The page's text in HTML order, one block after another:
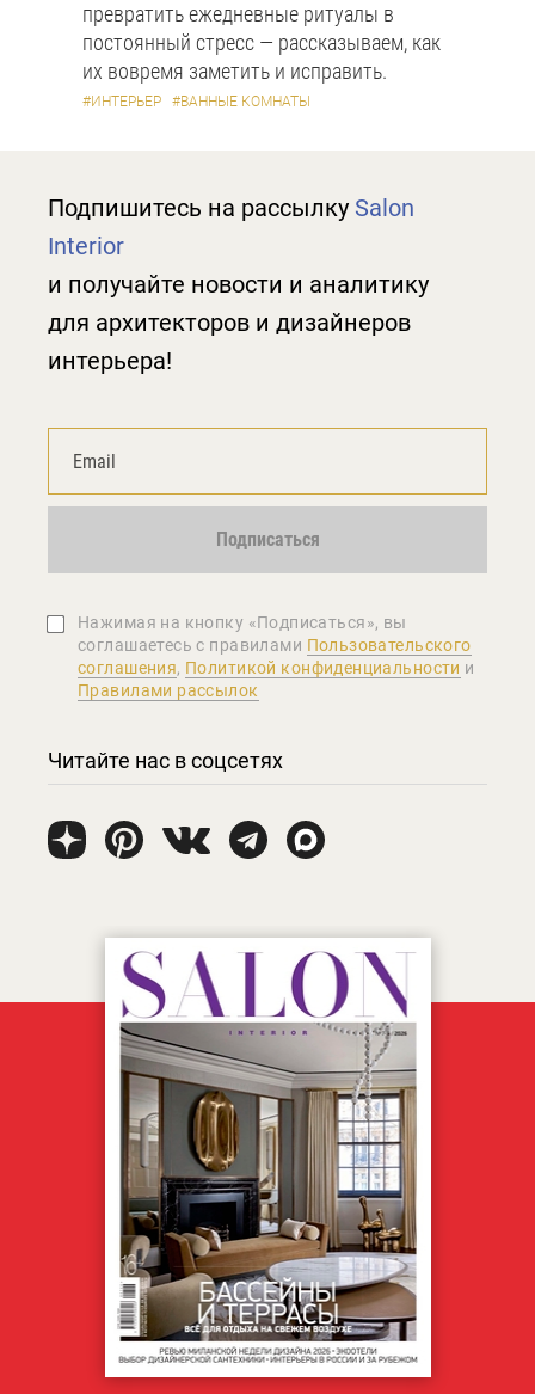
превратить ежедневные ритуалы в
постоянный стресс — рассказываем, как
их вовремя заметить и исправить.
#ИНТЕРЬЕР #ВАННЫЕ КОМНАТЫ
Подпишитесь на рассылку Salon
Interior
и получайте новости и аналитику
для архитекторов и дизайнеров
интерьера!
Подписаться
Нажимая на кнопку «Подписаться», вы
соглашаетеcь с правилами Пользовательского
соглашения, Политикой конфиденциальности и
Правилами рассылок
Читайте нас в соцсетях